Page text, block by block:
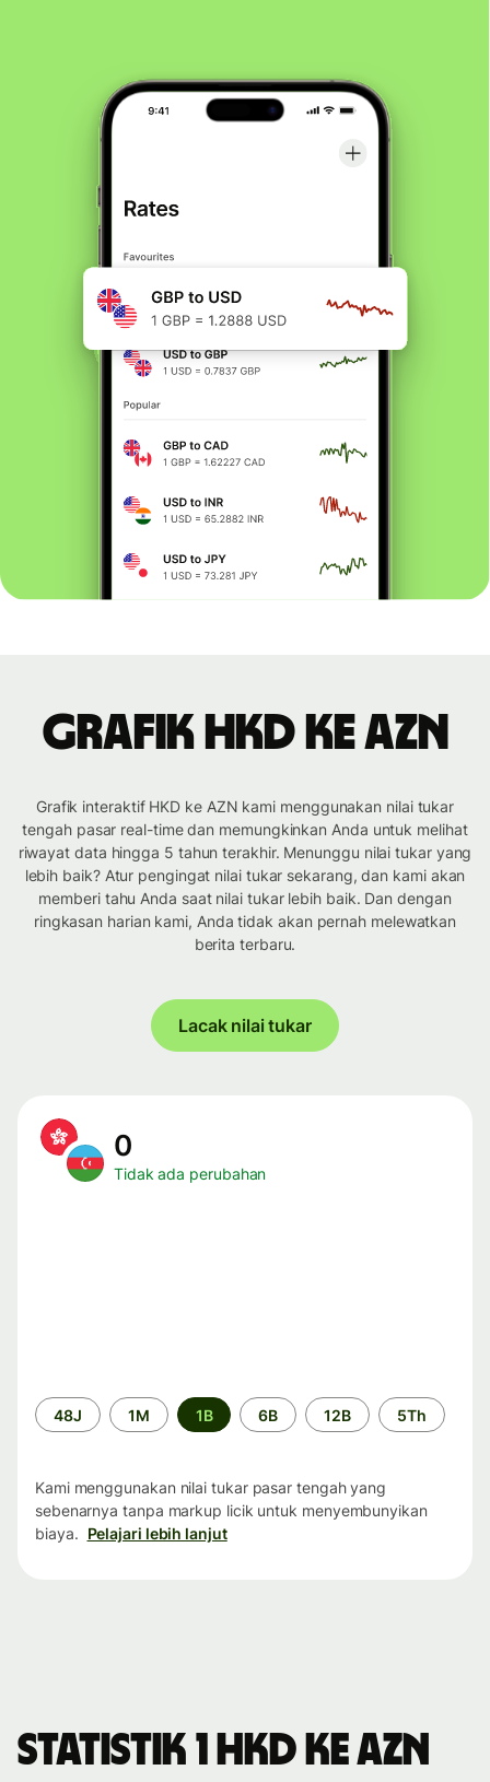
Grafik HKD ke AZN
Grafik interaktif HKD ke AZN kami menggunakan nilai tukar
tengah pasar real-time dan memungkinkan Anda untuk melihat
riwayat data hingga 5 tahun terakhir. Menunggu nilai tukar yang
lebih baik? Atur pengingat nilai tukar sekarang, dan kami akan
memberi tahu Anda saat nilai tukar lebih baik. Dan dengan
ringkasan harian kami, Anda tidak akan pernah melewatkan
berita terbaru.
Lacak nilai tukar
0
Tidak ada perubahan
Periode
waktu
48J 1M 1B 6B 12B 5Th
Kami menggunakan nilai tukar pasar tengah yang
sebenarnya tanpa markup licik untuk menyembunyikan
biaya. Pelajari lebih lanjut
Statistik 1 HKD ke AZN